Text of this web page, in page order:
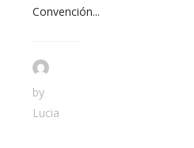
Convención...
by
Lucia